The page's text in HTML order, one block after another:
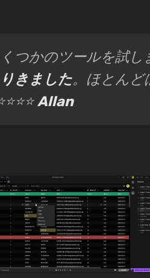
つかのツールを試
りきました。ほとんど
Allan